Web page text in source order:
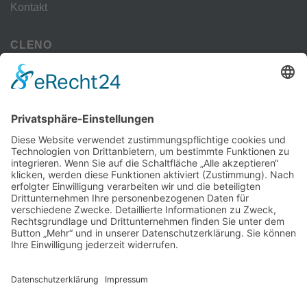
Kontakt
CLENO
Alle Vorteile
kostenloser Versand
Deine Zahlmöglichkeiten
MEHR
Alte iPhone Modelle
Vertrag Widerrufen